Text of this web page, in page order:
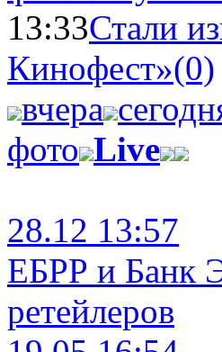
13:33Стали
Кинофест»(0)
вчера
фото Live
28.12 13:57
ЕБРР и Банк
ретейлеров